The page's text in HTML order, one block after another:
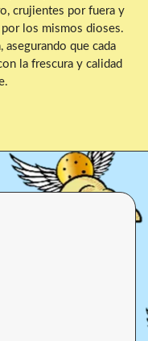
crujientes por fuera y
los mismos dioses.
asegurando que cada
la frescura y calidad